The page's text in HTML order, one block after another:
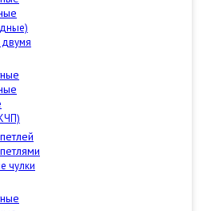
двумя
чулки